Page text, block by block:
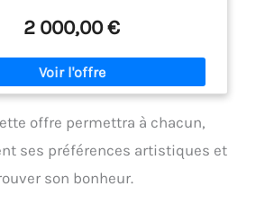
2 000,00 €
offre permettra à chacun,
ses préférences artistiques et
son bonheur.